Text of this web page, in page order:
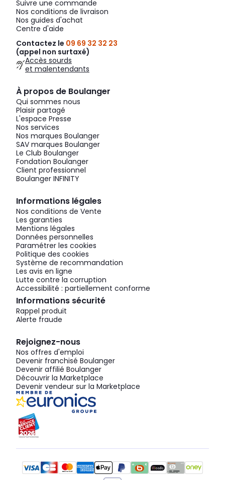
Suivre une commande
Nos conditions de livraison
Nos guides d'achat
Centre d'aide
Contactez le 09 69 32 32 23
(appel non surtaxé)
Accès sourds
et malentendants
À propos de Boulanger
Qui sommes nous
Plaisir partagé
L'espace Presse
Nos services
Nos marques Boulanger
SAV marques Boulanger
Le Club Boulanger
Fondation Boulanger
Client professionnel
Boulanger INFINITY
Informations légales
Nos conditions de Vente
Les garanties
Mentions légales
Données personnelles
Paramétrer les cookies
Politique des cookies
Système de recommandation
Les avis en ligne
Lutte contre la corruption
Accessibilité : partiellement conforme
Informations sécurité
Rappel produit
Alerte fraude
Rejoignez-nous
Nos offres d'emploi
Devenir franchisé Boulanger
Devenir affilié Boulanger
Découvrir la Marketplace
Devenir vendeur sur la Marketplace